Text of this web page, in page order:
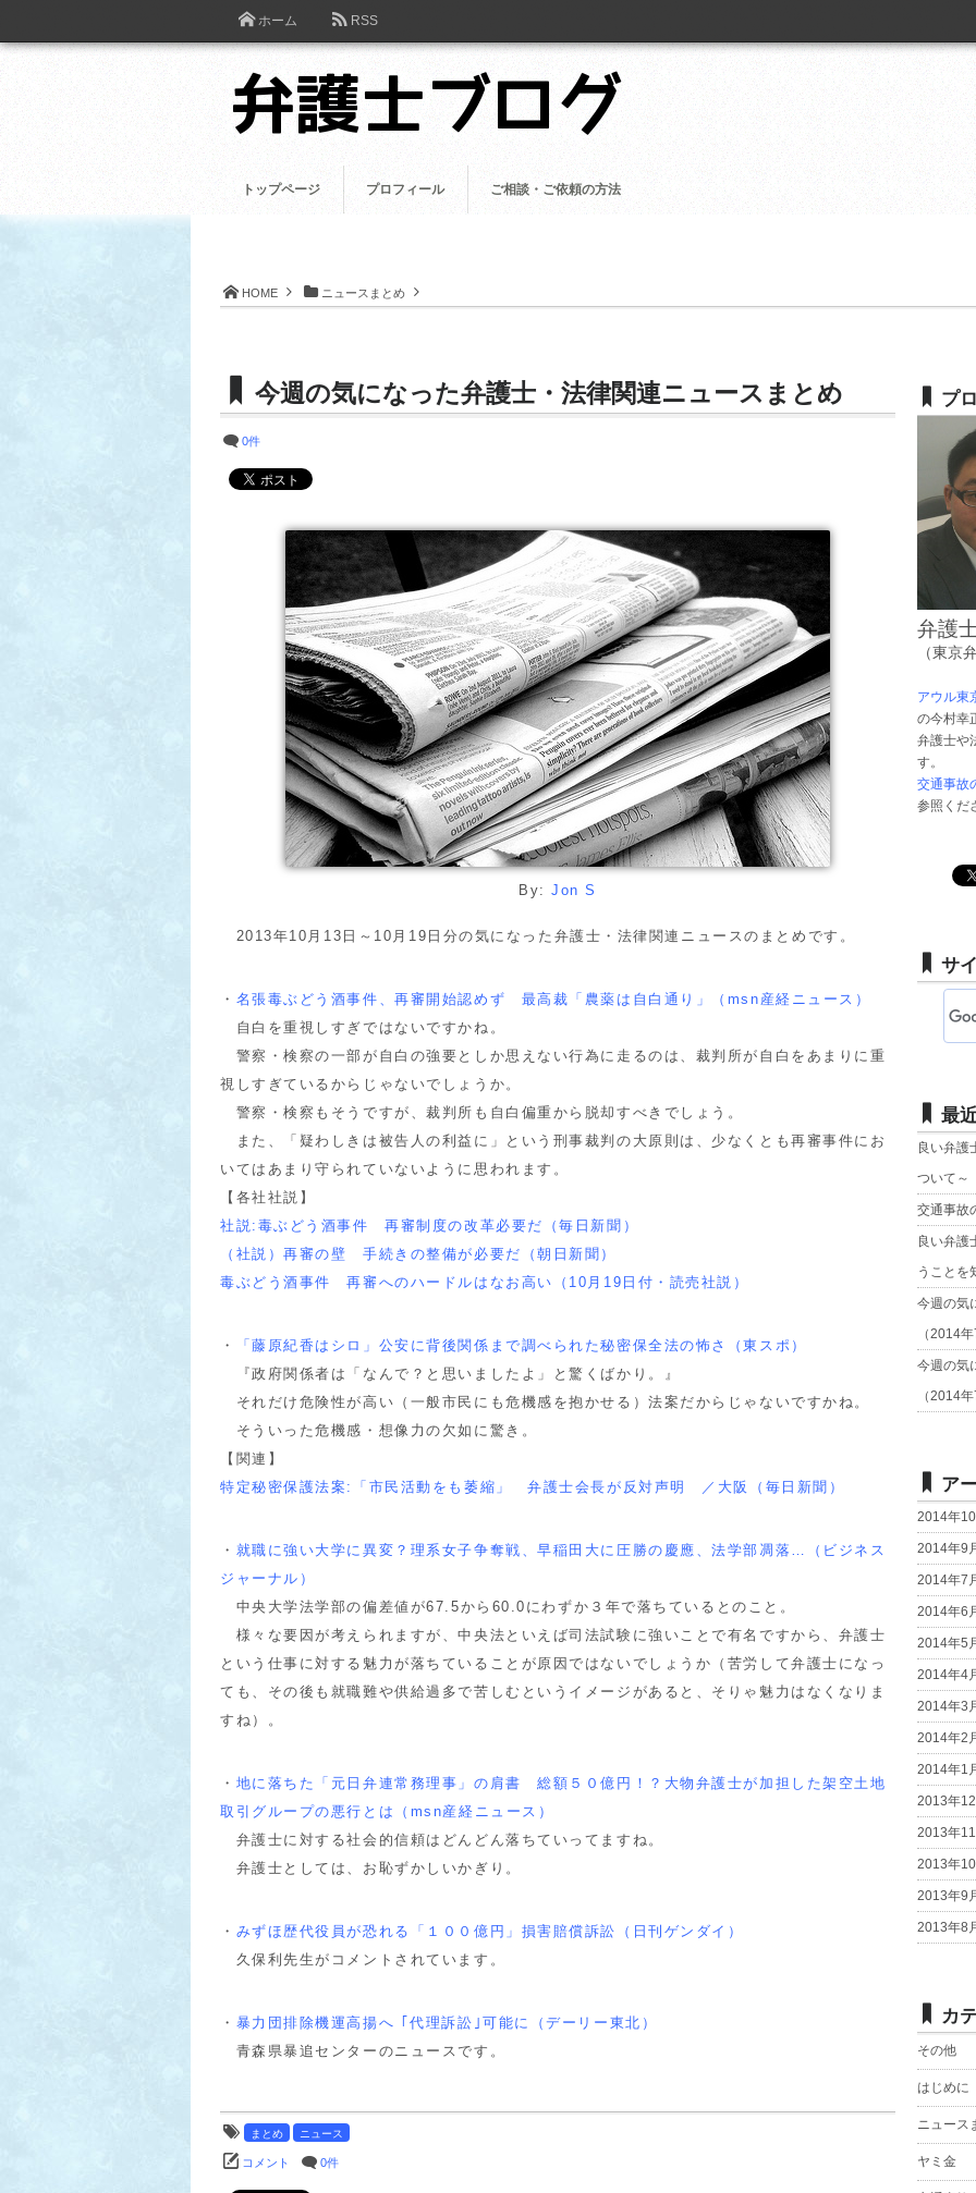
HOME ニュースまとめ
今週の気になった弁護士・法律関連ニュースまとめ
0件
By:Jon S
2013年10月13日～10月19日分の気になった弁護士・法律関連ニュースのまとめです。
・ 名張毒ぶどう酒事件、再審開始認めず 最高裁「農薬は自白通り」（msn産経ニュース）
自白を重視しすぎではないですかね。
警察・検察の一部が自白の強要としか思えない行為に走るのは、裁判所が自白をあまりに重
視しすぎているからじゃないでしょうか。
警察・検察もそうですが、裁判所も自白偏重から脱却すべきでしょう。
また、「疑わしきは被告人の利益に」という刑事裁判の大原則は、少なくとも再審事件にお
いてはあまり守られていないように思われます。
【各社社説】
社説:毒ぶどう酒事件 再審制度の改革必要だ（毎日新聞）
（社説）再審の壁 手続きの整備が必要だ（朝日新聞）
毒ぶどう酒事件 再審へのハードルはなお高い（10月19日付・読売社説）
・
「藤原紀香はシロ」公安に背後関係まで調べられた秘密保全法の怖さ（東スポ）
『政府関係者は「なんで？と思いましたよ」と驚くばかり。』
それだけ危険性が高い（一般市民にも危機感を抱かせる）法案だからじゃないですかね。
そういった危機感・想像力の欠如に驚き。
【関連】
特定秘密保護法案:「市民活動をも萎縮」 弁護士会長が反対声明 ／大阪（毎日新聞）
・ 就職に強い大学に異変？理系女子争奪戦、早稲田大に圧勝の慶應、法学部凋落…（ビジネス
ジャーナル）
中央大学法学部の偏差値が67.5から60.0にわずか３年で落ちているとのこと。
様々な要因が考えられますが、中央法といえば司法試験に強いことで有名ですから、弁護士
という仕事に対する魅力が落ちていることが原因ではないでしょうか（苦労して弁護士になっ
ても、その後も就職難や供給過多で苦しむというイメージがあると、そりゃ魅力はなくなりま
すね）。
・ 地に落ちた「元日弁連常務理事」の肩書 総額５０億円！？大物弁護士が加担した架空土地
取引グループの悪行とは（msn産経ニュース）
弁護士に対する社会的信頼はどんどん落ちていってますね。
弁護士としては、お恥ずかしいかぎり。
・ みずほ歴代役員が恐れる「１００億円」損害賠償訴訟（日刊ゲンダイ）
久保利先生がコメントされています。
・ 暴力団排除機運高揚へ ｢代理訴訟｣可能に（デーリー東北）
青森県暴追センターのニュースです。
まとめ ニュース
コメント 0件
プ
弁護
（東京
アウル東
の今村幸
弁護士や
す。
交通事故
参照くだ
サ
最
良い弁護
ついて～
交通事故
良い弁護
うことを
今週の気
（2014
今週の気
（2014
ア
2014年10
2014年9
2014年7
2014年6
2014年5
2014年4
2014年3
2014年2
2014年1
2013年12
2013年11
2013年10
2013年9
2013年8
カ
その他
はじめに
ニュース
ヤミ金
ホーム RSS
トップページ プロフィール ご相談・ご依頼の方法